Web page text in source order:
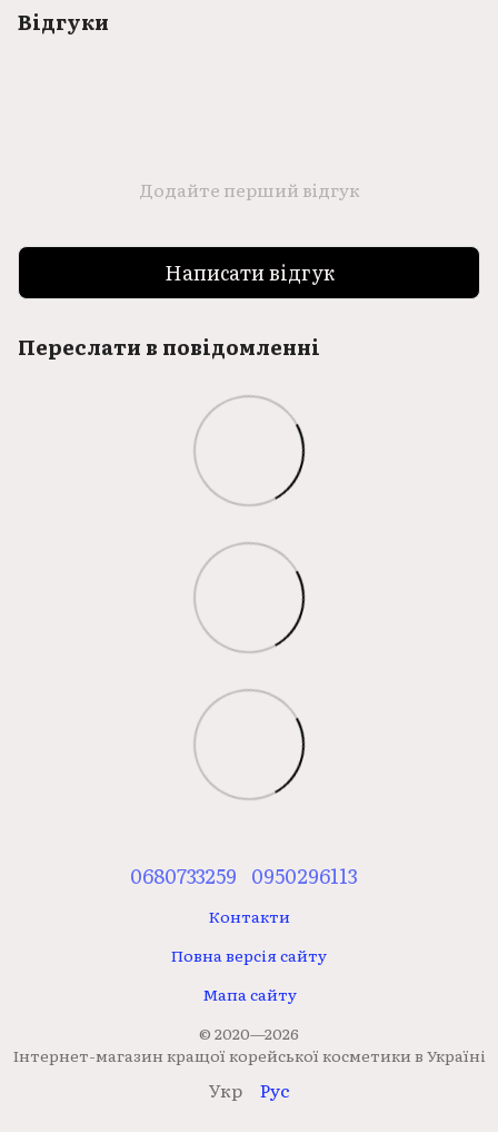
Відгуки
Додайте перший відгук
Написати відгук
Переслати в повідомленні
0680733259 0950296113
Контакти
Повна версія сайту
Мапа сайту
© 2020—2026
Інтернет-магазин кращої корейської косметики в Україні
Укр Рус